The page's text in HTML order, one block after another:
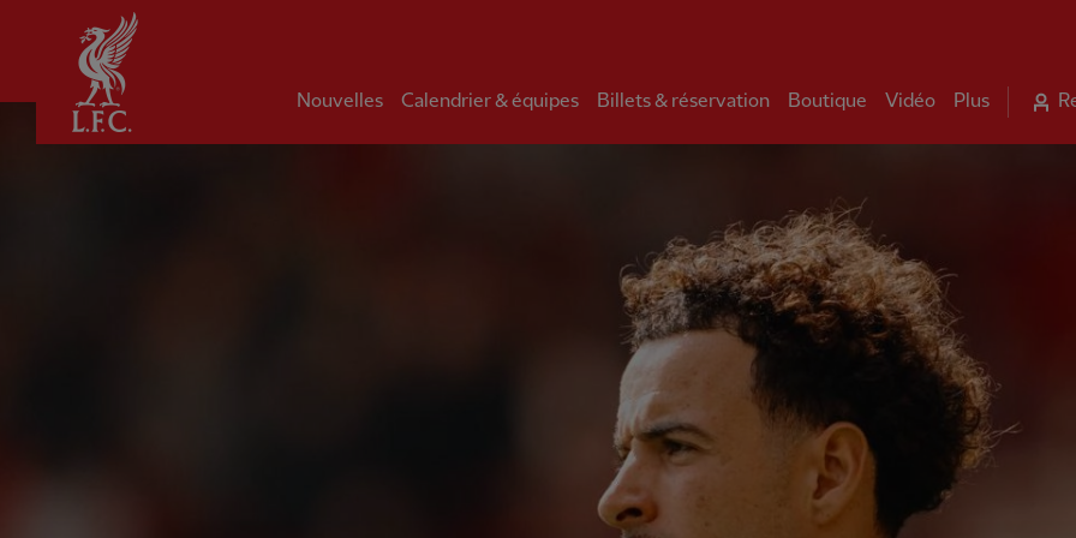
Nouvelles Calendrier & équipes Billets & réservation Boutique Vidéo Plus